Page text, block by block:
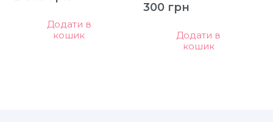
Додати в
кошик
300 грн
Додати в
кошик